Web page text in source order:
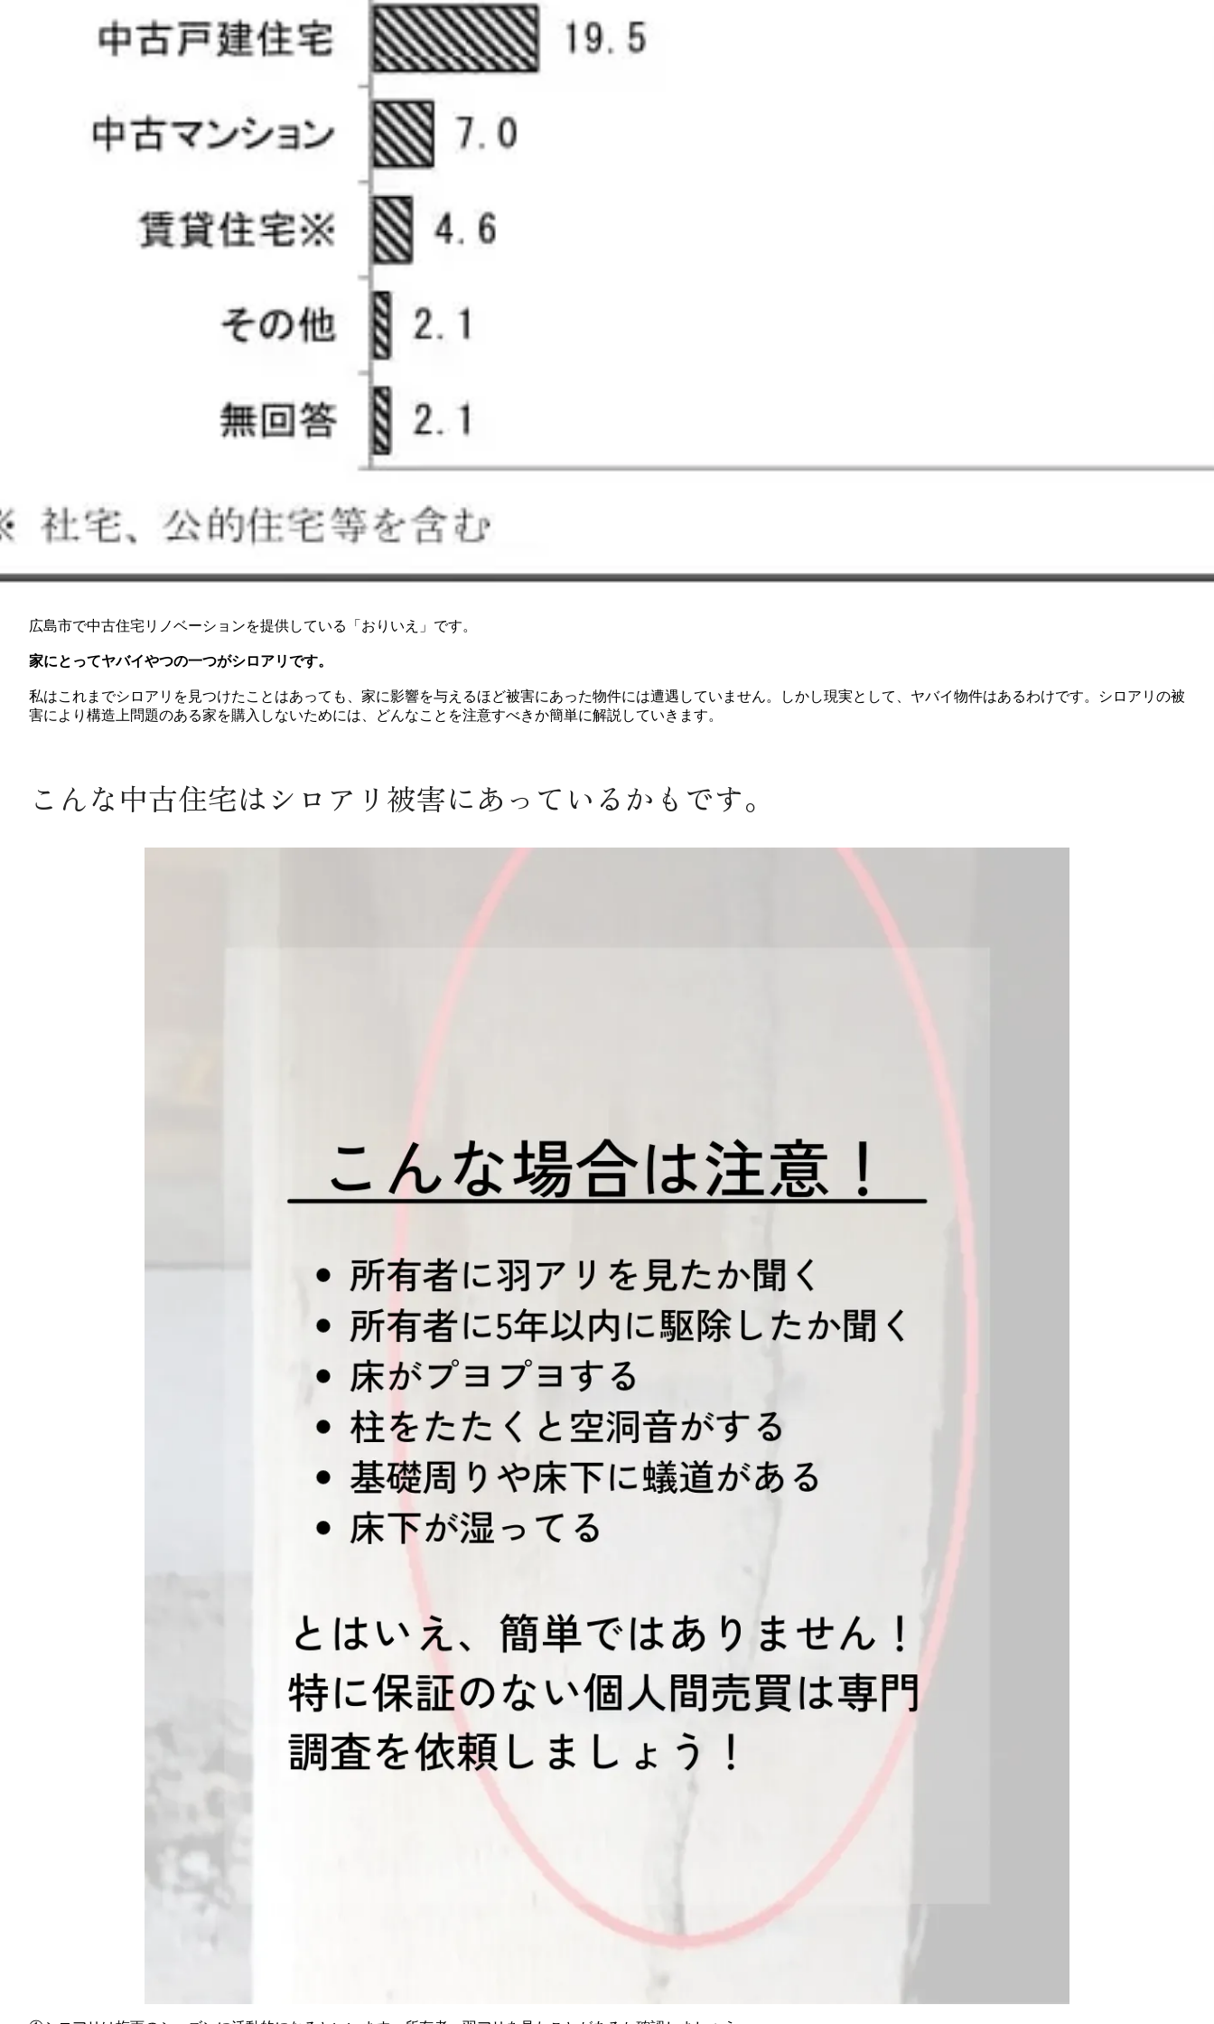
広島市で中古住宅リノベーションを提供している「おりいえ」です。
家にとってヤバイやつの一つがシロアリです。
私はこれまでシロアリを見つけたことはあっても、家に影響を与えるほど被害にあった物件には遭遇していません。しかし現実として、ヤバイ物件はあるわけです。シロアリの被
害により構造上問題のある家を購入しないためには、どんなことを注意すべきか簡単に解説していきます。
こんな中古住宅はシロアリ被害にあっているかもです。